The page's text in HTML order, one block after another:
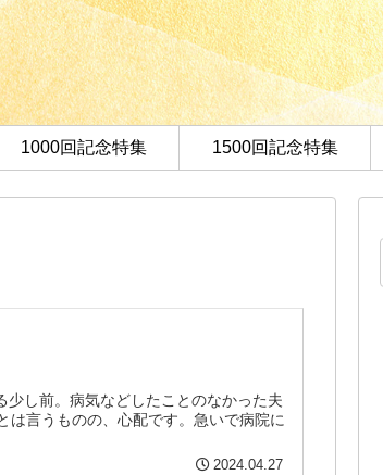
1000回記念特集 1500回記念特集
少し前。病気などしたことのなかった夫
は言うものの、心配です。急いで病院に
2024.04.27